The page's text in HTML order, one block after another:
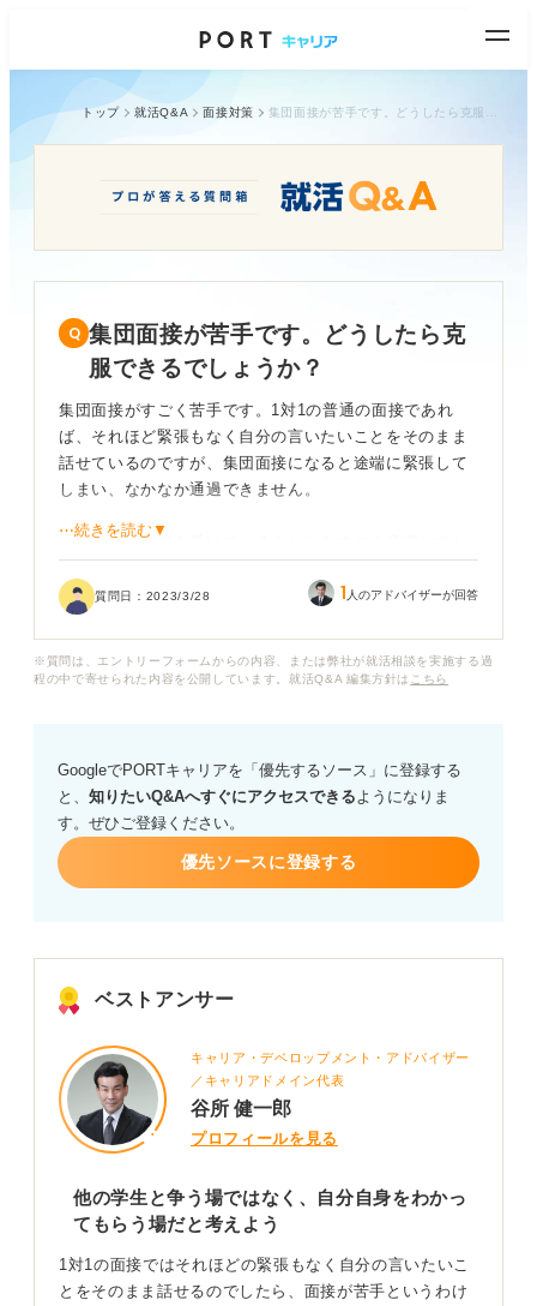
トップ 就活Q&A 面接対策
集団面接が苦手です。どうしたら克
服できるでしょうか？
集団面接がすごく苦手です。1対1の普通の面接であれ
ば、それほど緊張もなく自分の言いたいことをそのまま
話せているのですが、集団面接になると途端に緊張して
しまい、なかなか通過できません。
一緒に集団面接を受けている人たちをすごく意識してし
は全然だめだ」「この人たちに勝てっこない」と自分を
に振る舞ったり話したりすることがどうにもできなくな
いに振る舞ったり受け答えできるようになるでしょう
か？
⋯続きを読む▼
質問日： 2023/3/28 1 人のアドバイザーが回答
※質問は、エントリーフォームからの内容、または弊社が就活相談を実施する過
程の中で寄せられた内容を公開しています。就活Q&A 編集方針は こちら
GoogleでPORTキャリアを「優先するソース」に登録する
と、 知りたいQ&Aへすぐにアクセスできるようになりま
す。ぜひご登録ください。
優先ソースに登録する
ベストアンサー
キャリア・デベロップメント・アドバイザー
／キャリアドメイン代表
谷所 健一郎
プロフィールを見る
他の学生と争う場ではなく、自分自身をわかっ
てもらう場だと考えよう
1対1の面接ではそれほどの緊張もなく自分の言いたいこ
とをそのまま話せるのでしたら、面接が苦手というわけ